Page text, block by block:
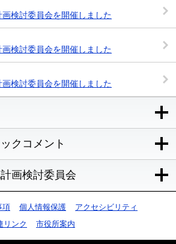
検討委員会を開催しました
検討委員会を開催しました
検討委員会を開催しました
クコメント
画検討委員会
項 個人情報保護
アクセシビリティ
リンク 市役所案内